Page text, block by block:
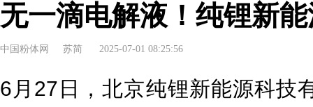
无一滴电解液！纯锂新
中国粉体网 苏简 2025-07-01 08:25:56
6月27日，北京纯锂新能源科技